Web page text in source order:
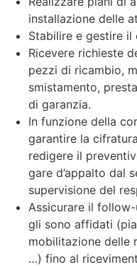
installazione delle
Stabilire e gestire
Ricevere richieste
pezzi di ricambio,
smistamento,
di garanzia.
In funzione della
garantire la
redigere il
gare d’appalto dal
supervisione del
Assicurare il
gli sono affidati
mobilitazione delle
…) fino al